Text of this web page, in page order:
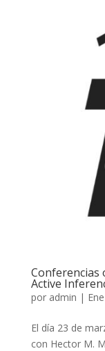
Conferencias
Active
por admin |
El día 23 de
con Hector M.